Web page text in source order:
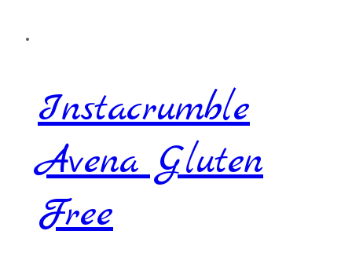
Instacrumble
Avena Gluten
Free